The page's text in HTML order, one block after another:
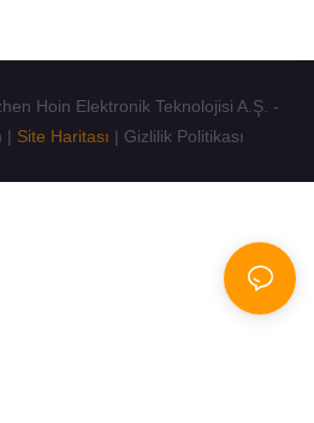
Hoin Elektronik Teknolojisi A.Ş. -
| Site Haritası | Gizlilik Politikası